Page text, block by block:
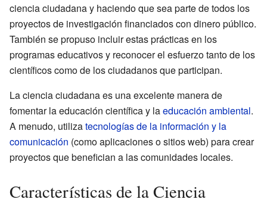
ciencia ciudadana y haciendo que sea parte de todos los
proyectos de investigación financiados con dinero público.
También se propuso incluir estas prácticas en los
programas educativos y reconocer el esfuerzo tanto de los
científicos como de los ciudadanos que participan.
La ciencia ciudadana es una excelente manera de
fomentar la educación científica y laeducación ambiental.
A menudo, utilizatecnologías de la información y la
comunicación (como aplicaciones o sitios web) para crear
proyectos que benefician a las comunidades locales.
Características de la Ciencia